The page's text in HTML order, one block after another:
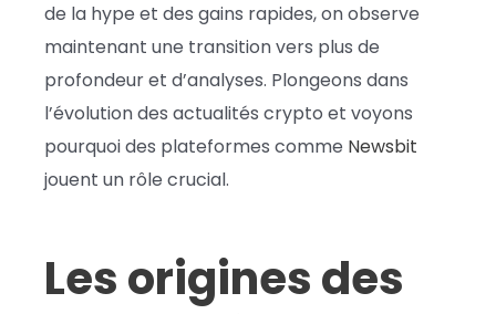
de la hype et des gains rapides, on observe
maintenant une transition vers plus de
profondeur et d’analyses. Plongeons dans
l’évolution des actualités crypto et voyons
pourquoi des plateformes comme Newsbit
jouent un rôle crucial.
Les origines des